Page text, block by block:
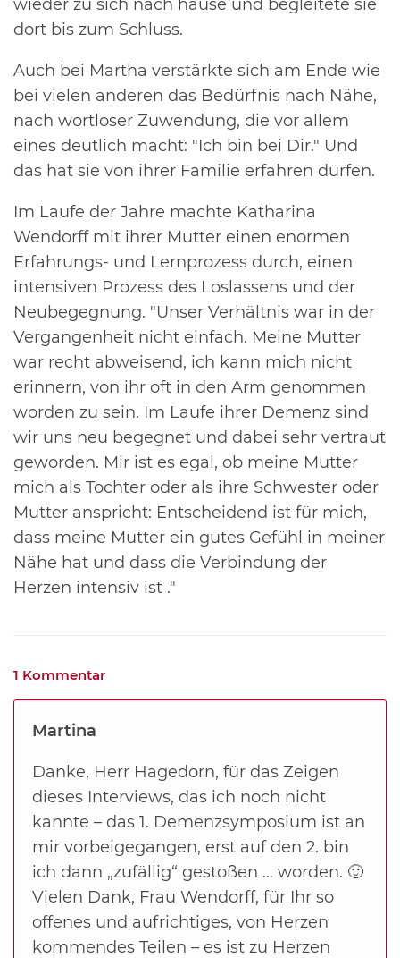
wieder zu sich nach hause und begleitete sie
dort bis zum Schluss.
Auch bei Martha verstärkte sich am Ende wie
bei vielen anderen das Bedürfnis nach Nähe,
nach wortloser Zuwendung, die vor allem
eines deutlich macht: "Ich bin bei Dir." Und
das hat sie von ihrer Familie erfahren dürfen.
Im Laufe der Jahre machte Katharina
Wendorff mit ihrer Mutter einen enormen
Erfahrungs- und Lernprozess durch, einen
intensiven Prozess des Loslassens und der
Neubegegnung. "Unser Verhältnis war in der
Vergangenheit nicht einfach. Meine Mutter
war recht abweisend, ich kann mich nicht
erinnern, von ihr oft in den Arm genommen
worden zu sein. Im Laufe ihrer Demenz sind
wir uns neu begegnet und dabei sehr vertraut
geworden. Mir ist es egal, ob meine Mutter
mich als Tochter oder als ihre Schwester oder
Mutter anspricht: Entscheidend ist für mich,
dass meine Mutter ein gutes Gefühl in meiner
Nähe hat und dass die Verbindung der
Herzen intensiv ist ."
1 Kommentar
Martina
Danke, Herr Hagedorn, für das Zeigen
dieses Interviews, das ich noch nicht
kannte – das 1. Demenzsymposium ist an
mir vorbeigegangen, erst auf den 2. bin
ich dann „zufällig“ gestoßen … worden. 🙂
Vielen Dank, Frau Wendorff, für Ihr so
offenes und aufrichtiges, von Herzen
kommendes Teilen – es ist zu Herzen